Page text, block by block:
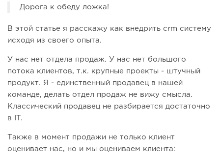
Дорога к обеду ложка!
В этой статье я расскажу как внедрить crm систему
исходя из своего опыта.
У нас нет отдела продаж. У нас нет большого
потока клиентов, т.к. крупные проекты - штучный
продукт. Я - единственный продавец в нашей
команде, делать отдел продаж не вижу смысла.
Классический продавец не разбирается достаточно
в IT.
Также в момент продажи не только клиент
оценивает нас, но и мы оцениваем клиента: